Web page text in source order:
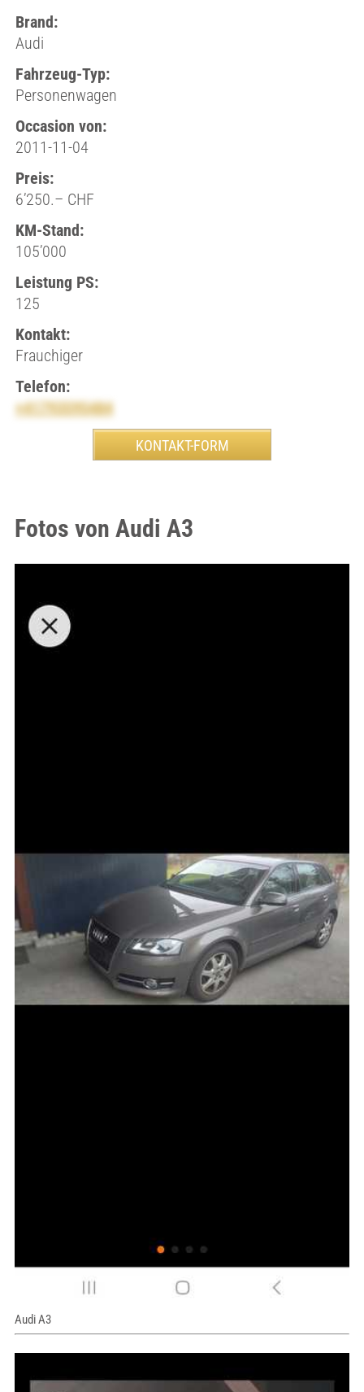
Brand:
Audi
Fahrzeug-Typ:
Personenwagen
Occasion von:
2011-11-04
Preis:
6’250.– CHF
KM-Stand:
105’000
Leistung PS:
125
Kontakt:
Frauchiger
Telefon:
+41793595484
Fotos von Audi A3
Audi A3